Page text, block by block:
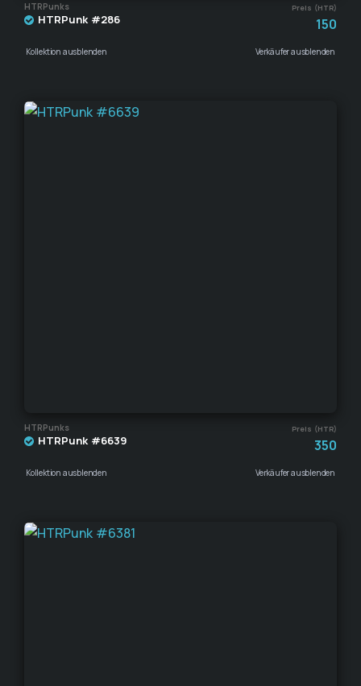
HTRPunks Preis (HTR)
HTRPunk #286 150
Kollektion ausblenden Verkäufer ausblenden
HTRPunks Preis (HTR)
HTRPunk #6639 350
Kollektion ausblenden Verkäufer ausblenden